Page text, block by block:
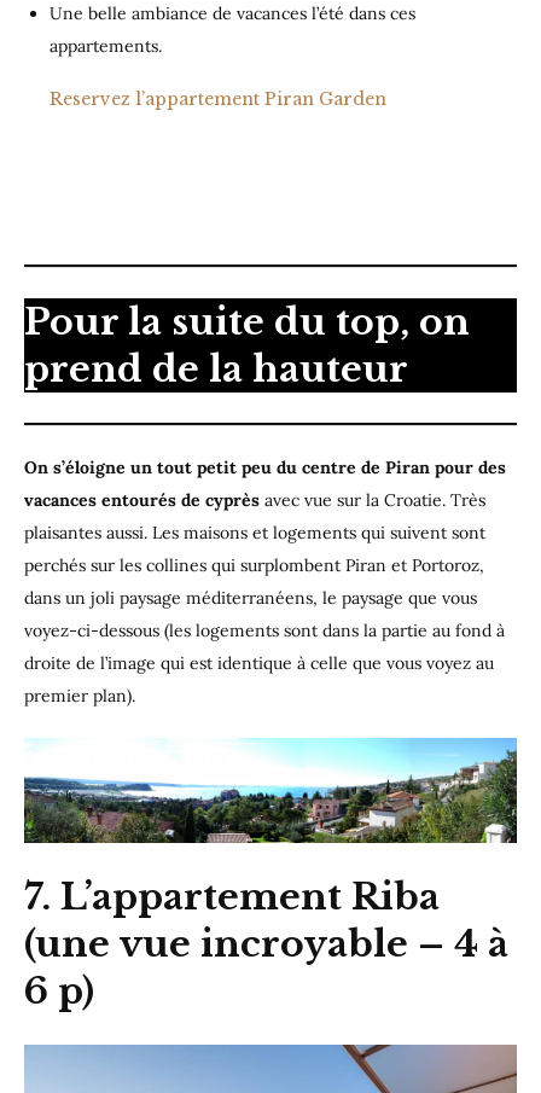
Une belle ambiance de vacances l’été dans ces
appartements.
Reservez l’appartement Piran Garden
Pour la suite du top, on
prend de la hauteur
On s’éloigne un tout petit peu du centre de Piran pour des
vacances entourés de cyprès avec vue sur la Croatie. Très
plaisantes aussi. Les maisons et logements qui suivent sont
perchés sur les collines qui surplombent Piran et Portoroz,
dans un joli paysage méditerranéens, le paysage que vous
voyez-ci-dessous (les logements sont dans la partie au fond à
droite de l’image qui est identique à celle que vous voyez au
premier plan).
7. L’appartement Riba
(une vue incroyable – 4 à
6 p)